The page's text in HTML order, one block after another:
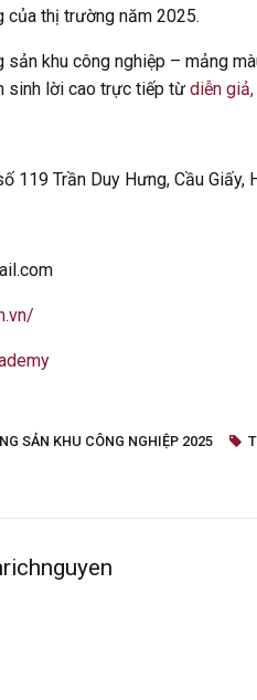
của thị trường năm 2025.
khu công nghiệp – mảng
sinh lời cao trực tiếp từ diễn
119 Trần Duy Hưng, Cầu Giấy,
SẢN KHU CÔNG NGHIỆP 2025